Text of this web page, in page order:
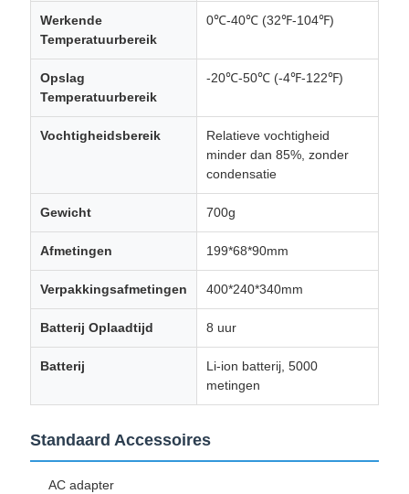
Werkende
Temperatuurbereik
0℃-40℃ (32℉-104℉)
Opslag
Temperatuurbereik
-20℃-50℃ (-4℉-122℉)
Vochtigheidsbereik
Relatieve vochtigheid
minder dan 85%, zonder
condensatie
Gewicht 700g
Afmetingen 199*68*90mm
Verpakkingsafmetingen 400*240*340mm
Batterij Oplaadtijd 8 uur
Batterij
Li-ion batterij, 5000
metingen
Standaard Accessoires
AC adapter